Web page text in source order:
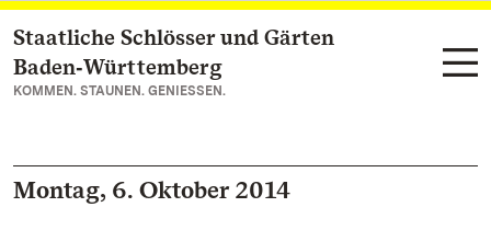
Zum Hauptinhalt springen
Staatliche Schlösser und Gärten
Baden‑Württemberg
KOMMEN. STAUNEN. GENIESSEN.
Montag, 6. Oktober 2014